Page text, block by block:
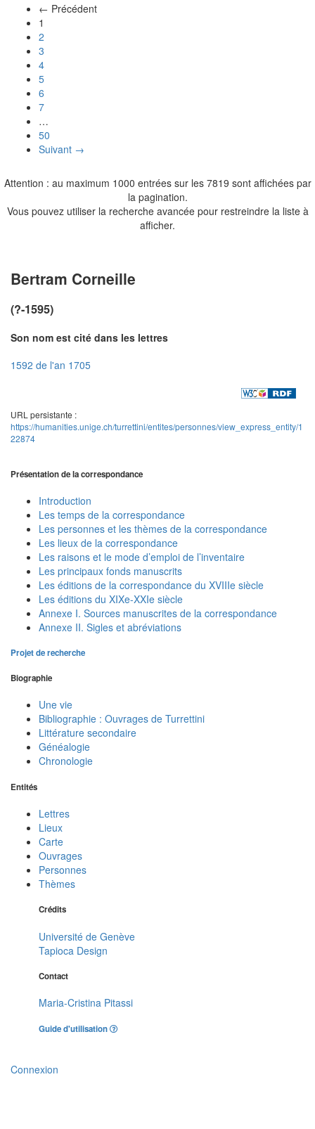
← Précédent
1
2
3
4
5
6
7
…
50
Suivant →
Attention : au maximum 1000 entrées sur les 7819 sont affichées par
la pagination.
Vous pouvez utiliser la recherche avancée pour restreindre la liste à
afficher.
Bertram Corneille
(?-1595)
Son nom est cité dans les lettres
1592 de l'an 1705
URL persistante :
https://humanities.unige.ch/turrettini/entites/personnes/view_express_entity/1
22874
Présentation de la correspondance
Introduction
Les temps de la correspondance
Les personnes et les thèmes de la correspondance
Les lieux de la correspondance
Les raisons et le mode d’emploi de l’inventaire
Les principaux fonds manuscrits
Les éditions de la correspondance du XVIIIe siècle
Les éditions du XIXe-XXIe siècle
Annexe I. Sources manuscrites de la correspondance
Annexe II. Sigles et abréviations
Projet de recherche
Biographie
Une vie
Bibliographie : Ouvrages de Turrettini
Littérature secondaire
Généalogie
Chronologie
Entités
Lettres
Lieux
Carte
Ouvrages
Personnes
Thèmes
Crédits
Université de Genève
Tapioca Design
Contact
Maria-Cristina Pitassi
Guide d'utilisation
Connexion